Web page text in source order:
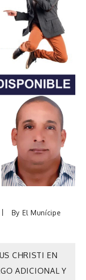
By El Munícipe
CHRISTI EN
ADICIONAL Y